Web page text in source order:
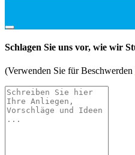
Schlagen Sie uns vor, wie wir
(Verwenden Sie für Beschwerden